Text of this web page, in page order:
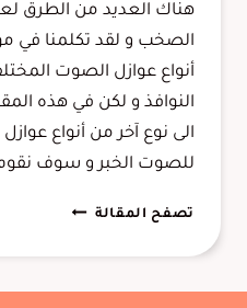
هناك العديد من الطرق
الصخب و لقد تكلمنا في
أنواع عوازل الصوت
النوافذ و لكن في هذه
الى نوع آخر من أنواع
للصوت الخبر و سوف
تصفح المقالةباب
للصوت